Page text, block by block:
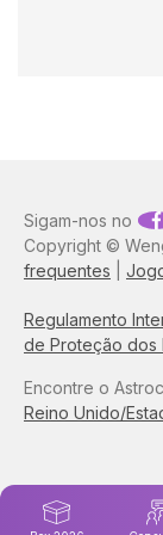
Copyright ©
frequentes
Regulamento
de Proteção dos
Sigam-nos no
Encontre o
Reino Unido/